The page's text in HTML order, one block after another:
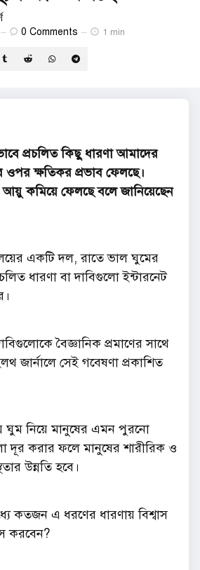
0 Comments 1 min
প্রচলিত কিছু ধারণা আমাদের
ওপর ক্ষতিকর প্রভাব ফেলছে।
আয়ু কমিয়ে ফেলছে বলে জানিয়েছেন
একটি দল, রাতে ভাল ঘুমের
ধারণা বা দাবিগুলো ইন্টারনেট
বৈজ্ঞানিক প্রমাণের সাথে
জার্নালে সেই গবেষণা প্রকাশিত
ঘুম নিয়ে মানুষের এমন পুরনো
দূর করার ফলে মানুষের শারীরিক ও
উন্নতি হবে।
কতজন এ ধরণের ধারণায় বিশ্বাস
করবেন?